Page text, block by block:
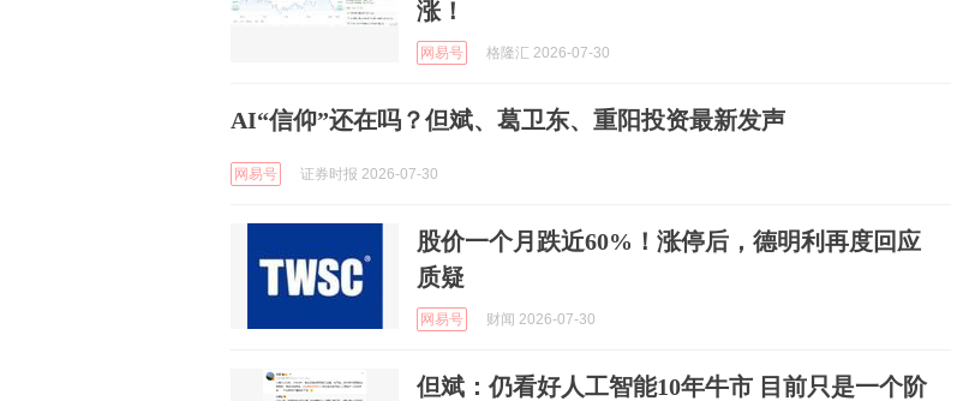
涨！
网易号 格隆汇 2026-07-30
AI“信仰”还在吗？但斌、葛卫东、重阳投资最新发声
网易号 证券时报 2026-07-30
股价一个月跌近60%！涨停后，德明利再度回应
质疑
网易号 财闻 2026-07-30
但斌：仍看好人工智能10年牛市 目前只是一个阶